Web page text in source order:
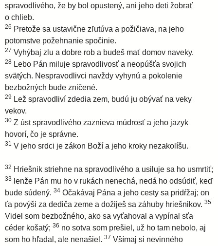
spravodlivého, že by bol opustený, ani jeho deti žobrať
o chlieb.
26 Pretože sa ustavične zľutúva a požičiava, na jeho
potomstve požehnanie spočinie.
27 Vyhýbaj zlu a dobre rob a budeš mať domov naveky.
28 Lebo Pán miluje spravodlivosť a neopúšťa svojich
svätých. Nespravodlivci navždy vyhynú a pokolenie
bezbožných bude zničené.
29 Lež spravodliví zdedia zem, budú ju obývať na veky
vekov.
30 Z úst spravodlivého zaznieva múdrosť a jeho jazyk
hovorí, čo je správne.
31 V jeho srdci je zákon Boží a jeho kroky nezakolíšu.
32 Hriešnik striehne na spravodlivého a usiluje sa ho usmrtiť;
33
lenže Pán mu ho v rukách nenechá, nedá ho odsúdiť, keď
bude súdený. 34 Očakávaj Pána a jeho cesty sa pridŕžaj; on
ťa povýši za dediča zeme a dožiješ sa záhuby hriešnikov. 35
Videl som bezbožného, ako sa vyťahoval a vypínal sťa
céder košatý; 36 no sotva som prešiel, už ho tam nebolo, aj
som ho hľadal, ale nenašiel. 37 Všímaj si nevinného